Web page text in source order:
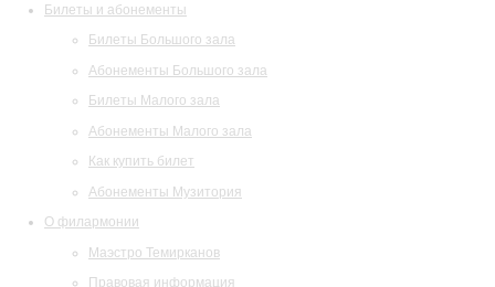
Билеты и абонементы
Билеты Большого зала
Абонементы Большого зала
Билеты Малого зала
Абонементы Малого зала
Как купить билет
Абонементы Музитория
О филармонии
Маэстро Темирканов
Правовая информация